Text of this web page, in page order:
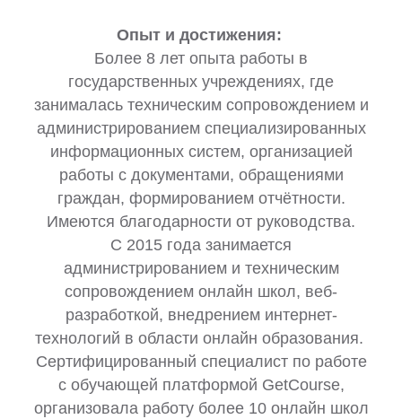
Опыт и достижения:
Более 8 лет опыта работы в
государственных учреждениях, где
занималась техническим сопровождением и
администрированием специализированных
информационных систем, организацией
работы с документами, обращениями
граждан, формированием отчётности.
Имеются благодарности от руководства.
С 2015 года занимается
администрированием и техническим
сопровождением онлайн школ, веб-
разработкой, внедрением интернет-
технологий в области онлайн образования.
Сертифицированный специалист по работе
с обучающей платформой GetCourse,
организовала работу более 10 онлайн школ